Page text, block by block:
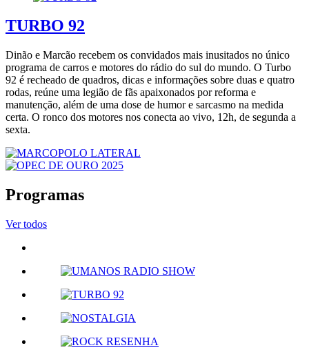
TURBO 92
Dinão e Marcão recebem os convidados mais inusitados no único
programa de carros e motores do rádio do sul do mundo. O Turbo
92 é recheado de quadros, dicas e informações sobre duas e quatro
rodas, reúne uma legião de fãs apaixonados por reforma e
manutenção, além de uma dose de humor e sarcasmo na medida
certa. O ronco dos motores nos conecta ao vivo, 12h, de segunda a
sexta.
Programas
Ver todos